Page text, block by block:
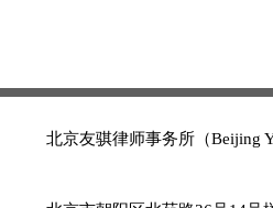
北京友骐律师事务所（Beijing